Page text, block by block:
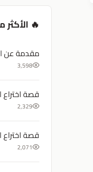
🔥
مقدمة عن
3,598
قصة اختراع
2,329
قصة اختراع
2,071